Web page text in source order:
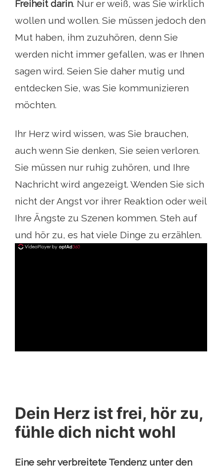
Freiheit darin. Nur er weiß, was Sie wirklich
wollen und wollen. Sie müssen jedoch den
Mut haben, ihm zuzuhören, denn Sie
werden nicht immer gefallen, was er Ihnen
sagen wird. Seien Sie daher mutig und
entdecken Sie, was Sie kommunizieren
möchten.
Ihr Herz wird wissen, was Sie brauchen,
auch wenn Sie denken, Sie seien verloren.
Sie müssen nur ruhig zuhören, und Ihre
Nachricht wird angezeigt. Wenden Sie sich
nicht der Angst vor ihrer Reaktion oder weil
Ihre Ängste zu Szenen kommen. Steh auf
und hör zu, es hat viele Dinge zu erzählen.
Dein Herz ist frei, hör zu,
fühle dich nicht wohl
Eine sehr verbreitete Tendenz unter den